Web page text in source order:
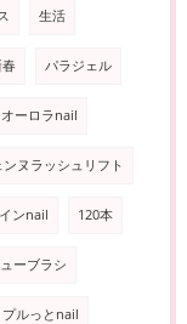
生活
パラジェル
オーロラnail
ヌラッシュリフト
ンnail 120本
ーブラシ
プルっとnail